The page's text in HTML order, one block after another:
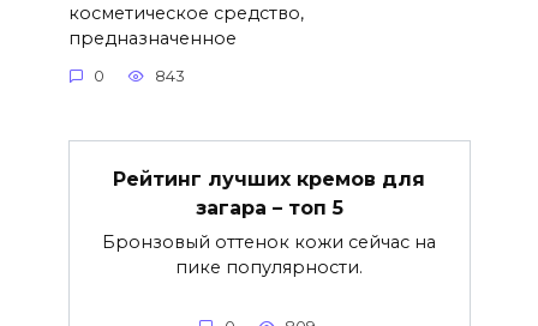
косметическое средство,
предназначенное
0 843
Рейтинг лучших кремов для
загара – топ 5
Бронзовый оттенок кожи сейчас на
пике популярности.